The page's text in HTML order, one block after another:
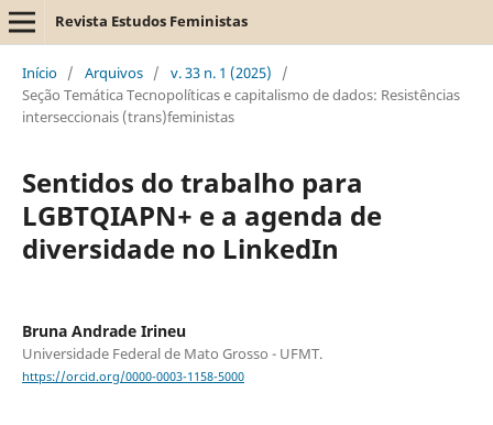
Revista Estudos Feministas
Início / Arquivos / v. 33 n. 1 (2025)
/
Seção Temática Tecnopolíticas e capitalismo de dados: Resistências
interseccionais (trans)feministas
Sentidos do trabalho para
LGBTQIAPN+ e a agenda de
diversidade no LinkedIn
Bruna Andrade Irineu
Universidade Federal de Mato Grosso - UFMT.
https://orcid.org/0000-0003-1158-5000